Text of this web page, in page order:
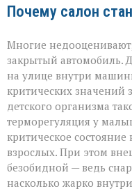
Почему салон
Многие недооценивают,
закрытый автомобиль.
на улице внутри
критических значений
детского организма
терморегуляция у
критическое состояние
взрослых. При этом
безобидной — ведь
насколько жарко